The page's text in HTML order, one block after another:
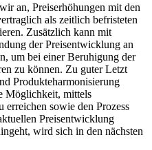
an, Preiserhöhungen mit den
als zeitlich befristeten
Zusätzlich kann mit
der Preisentwicklung an
um bei einer Beruhigung der
zu können. Zu guter Letzt
Produkteharmonisierung
Möglichkeit, mittels
sowie den Prozess
Preisentwicklung
wird sich in den nächsten